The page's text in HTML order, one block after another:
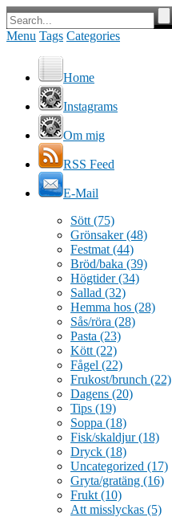
Menu Tags Categories
Home
Instagrams
Om mig
RSS Feed
E-Mail
Sött (75)
Grönsaker(48)
Festmat (44)
Bröd/baka (39)
Högtider(34)
Sallad (32)
Hemma hos (28)
Sås/röra (28)
Pasta (23)
Kött (22)
Fågel (22)
Frukost/brunch (22)
Dagens (20)
Tips (19)
Soppa (18)
Fisk/skaldjur(18)
Dryck (18)
Uncategorized (17)
Gryta/gratäng (16)
Frukt (10)
Att misslyckas (5)